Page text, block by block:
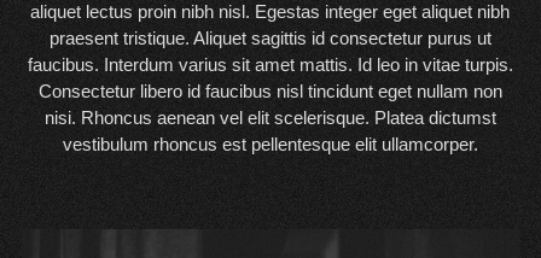
aliquet lectus proin nibh nisl. Egestas integer eget aliquet nibh
praesent tristique. Aliquet sagittis id consectetur purus ut
faucibus. Interdum varius sit amet mattis. Id leo in vitae turpis.
Consectetur libero id faucibus nisl tincidunt eget nullam non
nisi. Rhoncus aenean vel elit scelerisque. Platea dictumst
vestibulum rhoncus est pellentesque elit ullamcorper.